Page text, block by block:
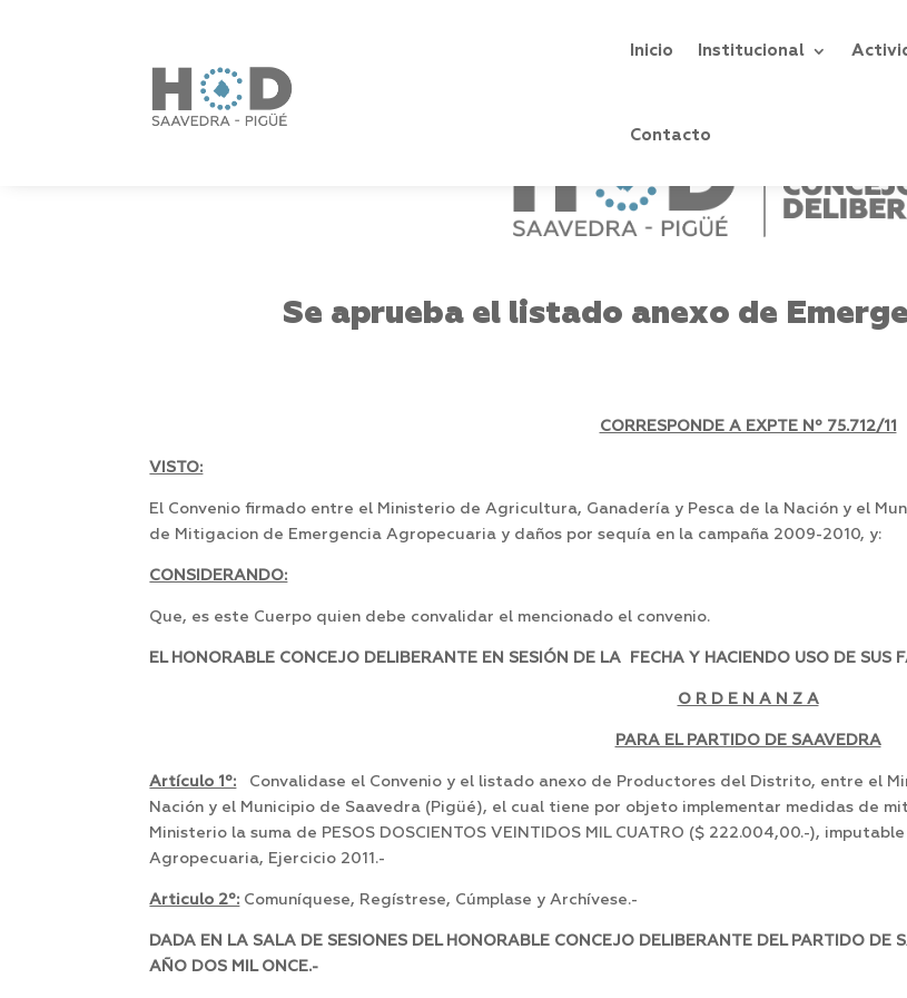
Inicio Institucional
Contacto
Se aprueba el listado anexo de
CORRESPONDE A EXPTE Nº 75.712/11
VISTO:
El Convenio firmado entre el Ministerio de Agricultura, Ganadería y Pesca de la Nación y el
de Mitigacion de Emergencia Agropecuaria y daños por sequía en la campaña 2009-2010, y:
CONSIDERANDO:
Que, es este Cuerpo quien debe convalidar el mencionado el convenio.
EL HONORABLE CONCEJO DELIBERANTE EN SESIÓN DE LA FECHA Y HACIENDO USO DE SUS
O R D E N A N Z A
PARA EL PARTIDO DE SAAVEDRA
Artículo 1º: Convalidase el Convenio y el listado anexo de Productores del Distrito, entre el
Nación y el Municipio de Saavedra (Pigüé), el cual tiene por objeto implementar medidas de
Ministerio la suma de PESOS DOSCIENTOS VEINTIDOS MIL CUATRO ($ 222.004,00.-),
Agropecuaria, Ejercicio 2011.-
Articulo 2º: Comuníquese, Regístrese, Cúmplase y Archívese.-
DADA EN LA SALA DE SESIONES DEL HONORABLE CONCEJO DELIBERANTE DEL PARTIDO DE
AÑO DOS MIL ONCE.-